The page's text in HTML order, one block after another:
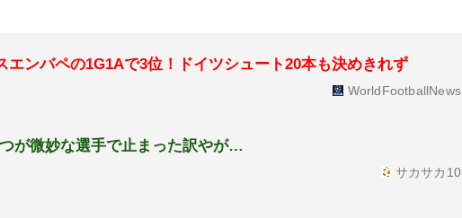
ンバペの1G1Aで3位！ドイツシュート20本も決めきれず
WorldFootballNews
が微妙な選手で止まった訳やが…
サカサカ10